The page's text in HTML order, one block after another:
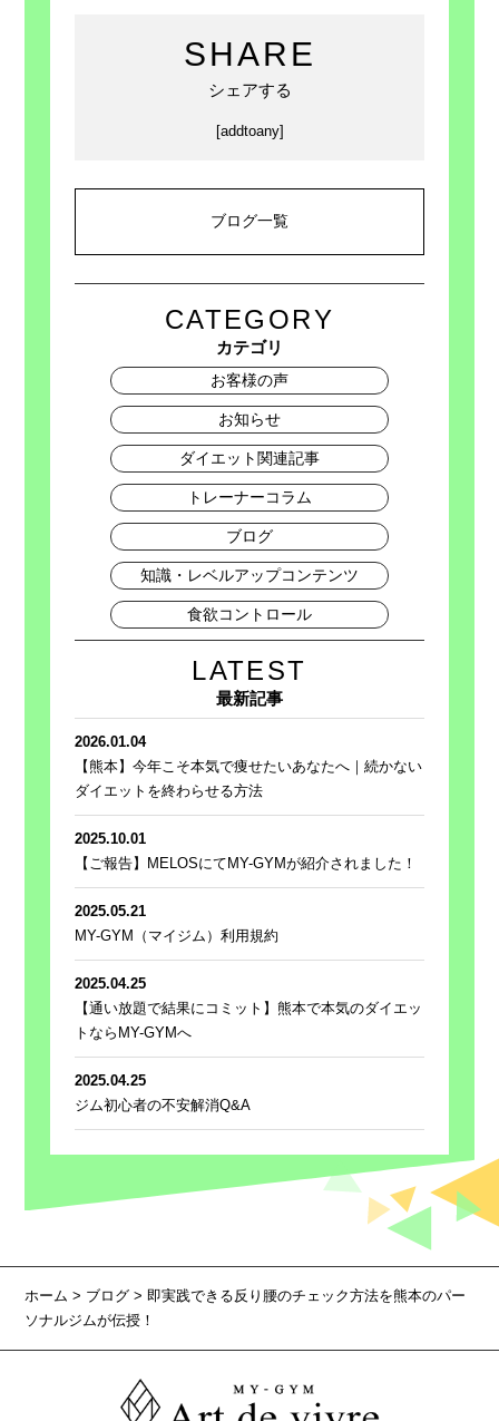
SHARE
シェアする
[addtoany]
ブログ一覧
CATEGORY
カテゴリ
お客様の声
お知らせ
ダイエット関連記事
トレーナーコラム
ブログ
知識・レベルアップコンテンツ
食欲コントロール
LATEST
最新記事
2026.01.04
【熊本】今年こそ本気で痩せたいあなたへ｜続かない
ダイエットを終わらせる方法
2025.10.01
【ご報告】MELOSにてMY-GYMが紹介されました！
2025.05.21
MY-GYM（マイジム）利用規約
2025.04.25
【通い放題で結果にコミット】熊本で本気のダイエッ
トならMY-GYMへ
2025.04.25
ジム初心者の不安解消Q&A
ホーム> ブログ > 即実践できる反り腰のチェック方法を熊本のパー
ソナルジムが伝授！